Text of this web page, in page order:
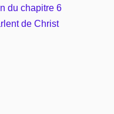
du chapitre 6
de Christ